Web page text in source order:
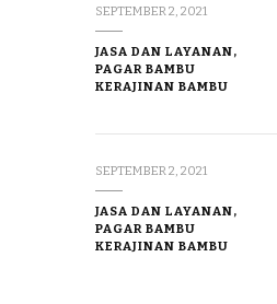
SEPTEMBER 2, 2021
JASA DAN LAYANAN,
PAGAR BAMBU
KERAJINAN BAMBU
SEPTEMBER 2, 2021
JASA DAN LAYANAN,
PAGAR BAMBU
KERAJINAN BAMBU